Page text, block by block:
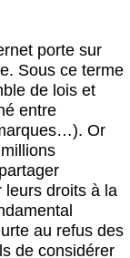
porte sur
Sous ce terme
de lois et
entre
Or
leurs droits à la
au refus des
de considérer